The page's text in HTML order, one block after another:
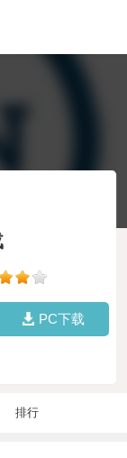
PC下载
排行